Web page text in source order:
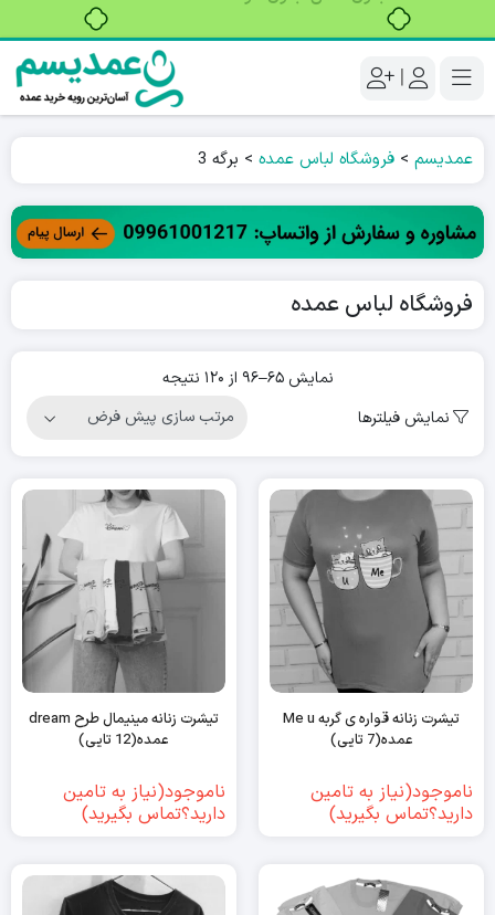
خرید قسطی با ترب‌پی
|
عمدیسم > فروشگاه لباس عمده > برگه 3
فروشگاه لباس عمده
نمایش 65–96 از 120 نتیجه
نمایش فیلترها
تیشرت زنانه قواره ی گربه Me u
عمده(7 تایی)
ناموجود(نیاز به تامین
دارید؟تماس بگیرید)
تیشرت زنانه مینیمال طرح dream
عمده(12 تایی)
ناموجود(نیاز به تامین
دارید؟تماس بگیرید)